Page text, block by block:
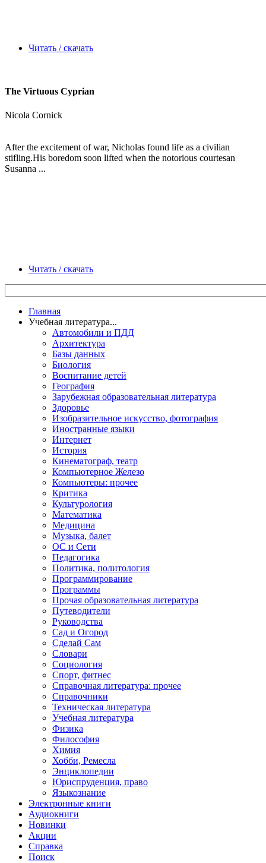
Читать / скачать
The Virtuous Cyprian
Nicola Cornick
After the excitement of war, Nicholas found life as a civilian
stifling.His boredom soon lifted when the notorious courtesan
Susanna ...
Читать / скачать
Главная
Учебная литература...
Автомобили и ПДД
Архитектура
Базы данных
Биология
Воспитание детей
География
Зарубежная образовательная литература
Здоровье
Изобразительное искусство, фотография
Иностранные языки
Интернет
История
Кинематограф, театр
Компьютерное Железо
Компьютеры: прочее
Критика
Культурология
Математика
Медицина
Музыка, балет
ОС и Сети
Педагогика
Политика, политология
Программирование
Программы
Прочая образовательная литература
Путеводители
Руководства
Сад и Огород
Сделай Сам
Словари
Социология
Спорт, фитнес
Справочная литература: прочее
Справочники
Техническая литература
Учебная литература
Физика
Философия
Химия
Хобби, Ремесла
Энциклопедии
Юриспруденция, право
Языкознание
Электронные книги
Аудиокниги
Новинки
Акции
Справка
Поиск